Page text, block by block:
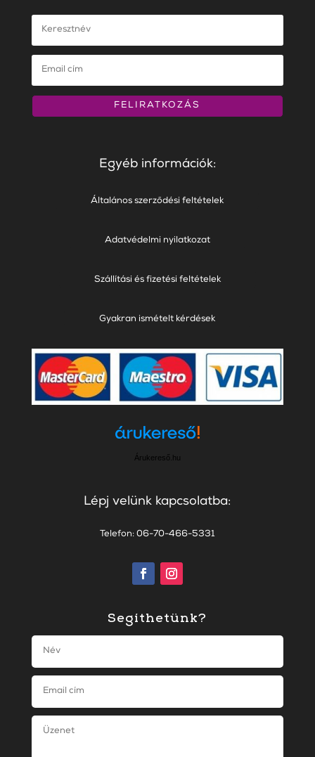
FELIRATKOZÁS
Egyéb információk:
Általános szerződési feltételek
Adatvédelmi nyilatkozat
Szállítási és fizetési feltételek
Gyakran ismételt kérdések
Árukereső.hu
Lépj velünk kapcsolatba:
Telefon: 06-70-466-5331
Segíthetünk?